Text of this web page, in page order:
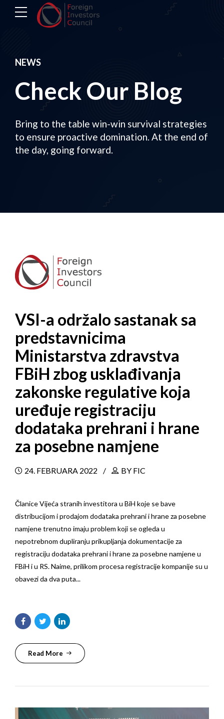
NEWS
Check Our Blog
Bring to the table win-win survival strategies
to ensure proactive domination. At the end of
the day, going forward.
VSI-a održalo sastanak sa
predstavnicima
Ministarstva zdravstva
FBiH zbog usklađivanja
zakonske regulative koja
uređuje registraciju
dodataka prehrani i hrane
za posebne namjene
24. FEBRUARA 2022 BY FIC
Članice Vijeća stranih investitora u BiH koje se bave
distribucijom i prodajom dodataka prehrani i hrane za posebne
namjene trenutno imaju problem koji se ogleda u
nepotrebnom dupliranju prikupljanja dokumentacije za
registraciju dodataka prehrani i hrane za posebne namjene u
FBiH i u RS. Naime, prilikom procesa registracije kompanije su u
obavezi da dva puta...
Read More